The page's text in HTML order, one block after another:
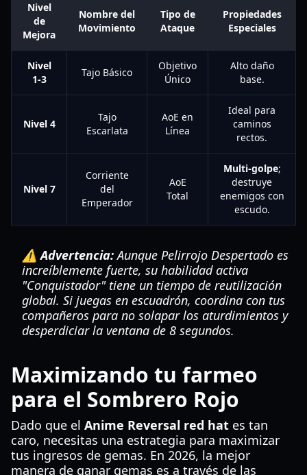
Nivel
de
Mejora
Nombre del
Movimiento
Tipo de
Ataque
Propiedades
Especiales
Nivel
1-3
Tajo Básico
Objetivo
Único
Alto daño
base.
Nivel 4
Tajo
Escarlata
AoE en
Línea
Ideal para
caminos
rectos.
Nivel 7
Corriente
del
Emperador
AoE
Total
Multi-golpe;
destruye
enemigos con
escudo.
⚠️ Advertencia:Aunque Pelirrojo Despertado es
increíblemente fuerte, su habilidad activa
"Conquistador" tiene un tiempo de reutilización
global. Si juegas en escuadrón, coordina con tus
compañeros para no solapar los aturdimientos y
desperdiciar la ventana de 8 segundos.
Maximizando tu farmeo
para el Sombrero Rojo
Dado que el Anime Reversal red hat es tan
caro, necesitas una estrategia para maximizar
tus ingresos de gemas. En 2026, la mejor
manera de ganar gemas es a través de las